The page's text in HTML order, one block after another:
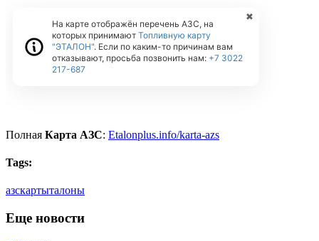
Полная Карта АЗС: Etalonplus.info/karta-azs
Tags:
азскартыталоны
Еще новости